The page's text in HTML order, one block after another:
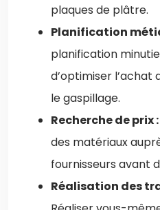
plaques de plâtre.
Planification
planification
d’optimiser l’achat
le gaspillage.
Recherche de prix :
des matériaux
fournisseurs avant
Réalisation des